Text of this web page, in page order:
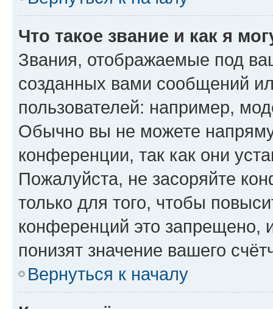
Что такое звание и как я
Звания, отображаемые под
созданных вами сообщений
пользователей: например,
Обычно вы не можете
конференции, так как они
Пожалуйста, не засоряйте
только для того, чтобы
конференций это запрещено,
понизят значение вашего
Вернуться к началу